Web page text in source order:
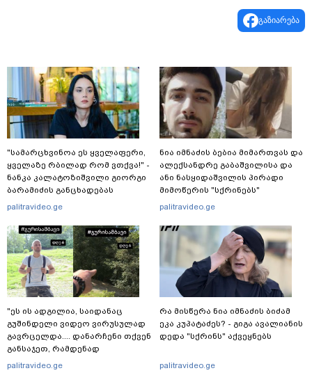
გაზიარება
"სა­მარ­ცხვი­ნოა ეს ყვე­ლა­ფე­რი,
ყვე­ლა­ზე რბი­ლად რომ ვთქვა!" -
ნანკა კალატოზიშვილი გიორგი
ბარამიძის განცხადებას
ეხმაურება
palitravideo.ge
"ეს ის ადგილია, საიდანაც
გუშინდელი ვიდეო ვირუსულად
გავრცელდა.... დანარჩენი თქვენ
განსაჯეთ, რამდენად
შესაძლებელია აქ ადამიანის
palitravideo.ge
ნია იმნაძის ბებია მიმართვას და
ალექსანდრე გაბაშვილისა და
ანი ნასყიდაშვილის პირადი
მიმოწერის "სქრინებს"
ავრცელებს
palitravideo.ge
რა მისწერა ნია იმნაძის ბიძამ
ეკა კუპატაძეს? - გიგა ავალიანის
დედა "სქრინს" აქვეყნებს
palitravideo.ge